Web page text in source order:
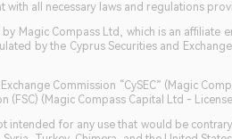
with all necessary laws and regulations
Magic Compass Ltd, which is an
by the Cyprus Securities and
Commission “CySEC” (Magic
(Magic Compass Capital Ltd -
intended for any use that would be